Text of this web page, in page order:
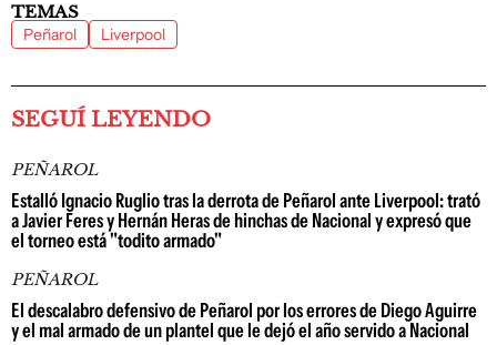
TEMAS
Peñarol Liverpool
SEGUÍ LEYENDO
PEÑAROL
Estalló Ignacio Ruglio tras la derrota de Peñarol ante Liverpool: trató
a Javier Feres y Hernán Heras de hinchas de Nacional y expresó que
el torneo está "todito armado"
PEÑAROL
El descalabro defensivo de Peñarol por los errores de Diego Aguirre
y el mal armado de un plantel que le dejó el año servido a Nacional